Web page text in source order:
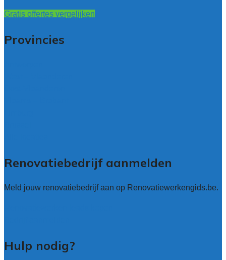
Gratis offertes vergelijken
Provincies
Renovatiebedrijf aanmelden
Meld jouw renovatiebedrijf aan op Renovatiewerkengids.be.
Hulp nodig?